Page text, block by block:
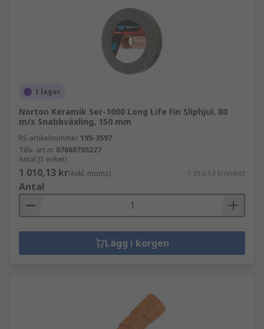
I lager
Norton Keramik Ser-1000 Long Life Fin Sliphjul, 80
m/s Snabbväxling, 150 mm
RS-artikelnummer 195-3597
Tillv. art.nr 07660705227
Antal (1 enhet)
1 010,13 kr(exkl. moms) 1 010,13 kr/enhet
Antal
Lägg i korgen